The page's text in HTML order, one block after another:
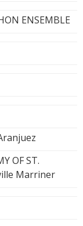
ENSEMBLE
OF ST.
Marriner